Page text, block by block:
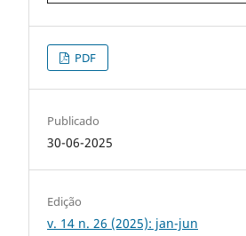
PDF
Publicado
30-06-2025
Edição
v. 14 n. 26 (2025): jan-jun